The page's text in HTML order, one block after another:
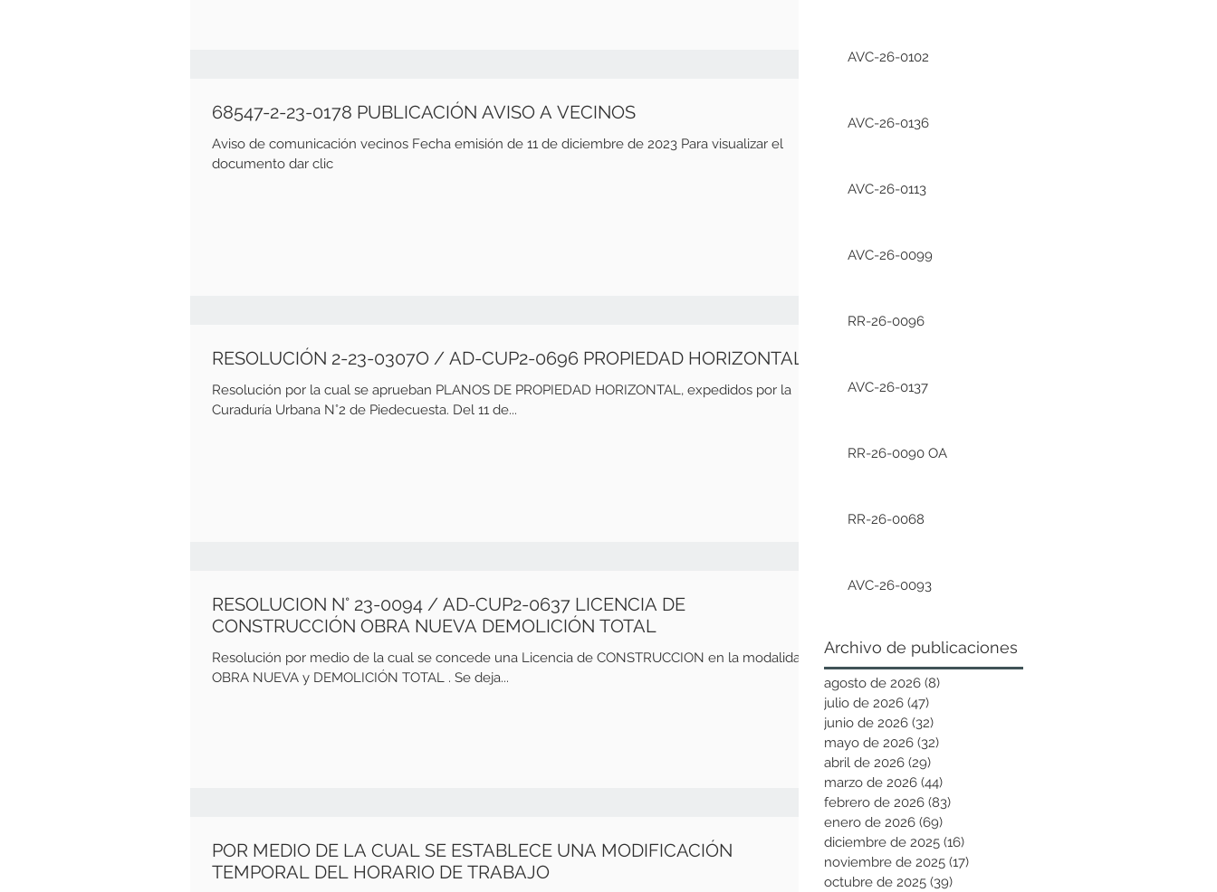
68547-2-23-0178 PUBLICACIÓN AVISO A VECINOS
Aviso de comunicación vecinos Fecha emisión de 11 de diciembre de 2023 Para visualizar el
documento dar clic
RESOLUCIÓN 2-23-0307O / AD-CUP2-0696 PROPIEDAD HORIZONTAL
Resolución por la cual se aprueban PLANOS DE PROPIEDAD HORIZONTAL, expedidos por la
Curaduría Urbana N°2 de Piedecuesta. Del 11 de...
RESOLUCION N° 23-0094 / AD-CUP2-0637 LICENCIA DE
CONSTRUCCIÓN OBRA NUEVA DEMOLICIÓN TOTAL
Resolución por medio de la cual se concede una Licencia de CONSTRUCCION en la modalidad
OBRA NUEVA y DEMOLICIÓN TOTAL . Se deja...
POR MEDIO DE LA CUAL SE ESTABLECE UNA MODIFICACIÓN
TEMPORAL DEL HORARIO DE TRABAJO
AVC-26-0102
AVC-26-0136
AVC-26-0113
AVC-26-0099
RR-26-0096
AVC-26-0137
RR-26-0090 OA
RR-26-0068
AVC-26-0093
Archivo de publicaciones
agosto de 2026 (8)
julio de 2026 (47)
junio de 2026 (32)
mayo de 2026 (32)
abril de 2026 (29)
marzo de 2026 (44)
febrero de 2026 (83)
enero de 2026 (69)
diciembre de 2025 (16)
noviembre de 2025 (17)
octubre de 2025 (39)